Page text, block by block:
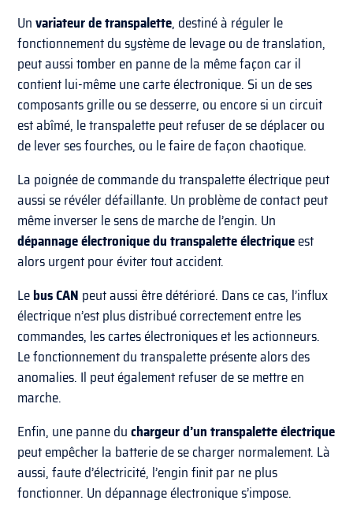
Unvariateur de transpalette, destiné à réguler le
fonctionnement du système de levage ou de translation,
peut aussi tomber en panne de la même façon car il
contient lui-même une carte électronique. Si un de ses
composants grille ou se desserre, ou encore si un circuit
est abîmé, le transpalette peut refuser de se déplacer ou
de lever ses fourches, ou le faire de façon chaotique.
La poignée de commande du transpalette électrique peut
aussi se révéler défaillante. Un problème de contact peut
même inverser le sens de marche de l’engin. Un
dépannage électronique du transpalette électriqueest
alors urgent pour éviter tout accident.
Lebus CAN peut aussi être détérioré. Dans ce cas, l’influx
électrique n’est plus distribué correctement entre les
commandes, les cartes électroniques et les actionneurs.
Le fonctionnement du transpalette présente alors des
anomalies. Il peut également refuser de se mettre en
marche.
Enfin, une panne duchargeur d’un transpalette électrique
peut empêcher la batterie de se charger normalement. Là
aussi, faute d’électricité, l’engin finit par ne plus
fonctionner. Un dépannage électronique s’impose.